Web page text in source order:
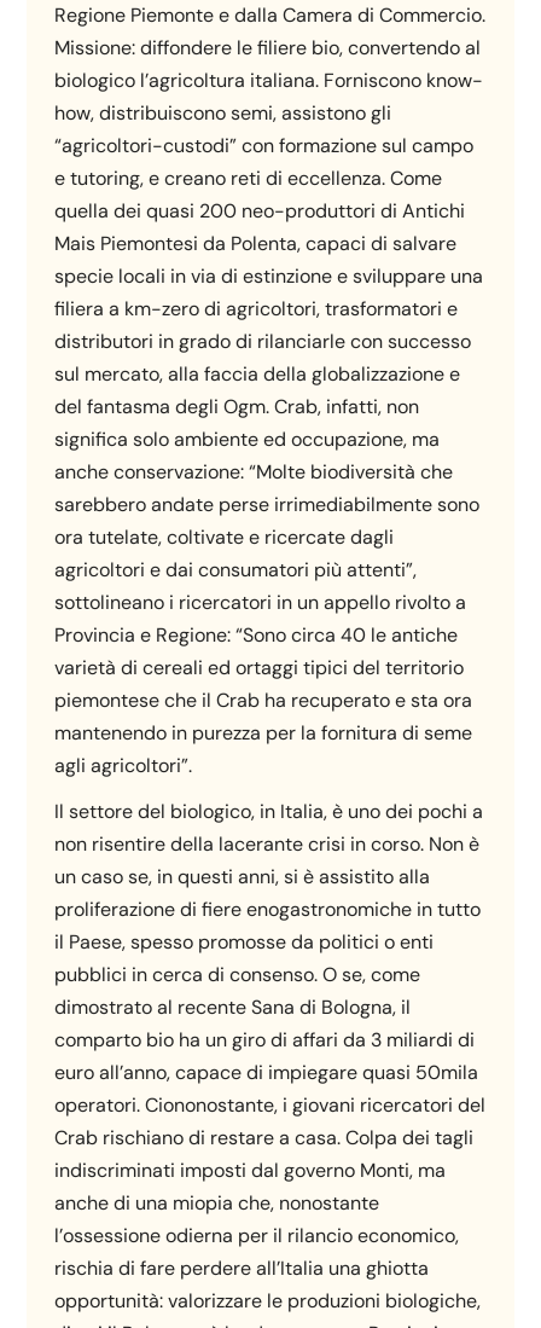
Regione Piemonte e dalla Camera di Commercio.
Missione: diffondere le filiere bio, convertendo al
biologico l’agricoltura italiana. Forniscono know-
how, distribuiscono semi, assistono gli
“agricoltori-custodi” con formazione sul campo
e tutoring, e creano reti di eccellenza. Come
quella dei quasi 200 neo-produttori di Antichi
Mais Piemontesi da Polenta, capaci di salvare
specie locali in via di estinzione e sviluppare una
filiera a km-zero di agricoltori, trasformatori e
distributori in grado di rilanciarle con successo
sul mercato, alla faccia della globalizzazione e
del fantasma degli Ogm. Crab, infatti, non
significa solo ambiente ed occupazione, ma
anche conservazione: “Molte biodiversità che
sarebbero andate perse irrimediabilmente sono
ora tutelate, coltivate e ricercate dagli
agricoltori e dai consumatori più attenti”,
sottolineano i ricercatori in un appello rivolto a
Provincia e Regione: “Sono circa 40 le antiche
varietà di cereali ed ortaggi tipici del territorio
piemontese che il Crab ha recuperato e sta ora
mantenendo in purezza per la fornitura di seme
agli agricoltori”.
Il settore del biologico, in Italia, è uno dei pochi a
non risentire della lacerante crisi in corso. Non è
un caso se, in questi anni, si è assistito alla
proliferazione di fiere enogastronomiche in tutto
il Paese, spesso promosse da politici o enti
pubblici in cerca di consenso. O se, come
dimostrato al recente Sana di Bologna, il
comparto bio ha un giro di affari da 3 miliardi di
euro all’anno, capace di impiegare quasi 50mila
operatori. Ciononostante, i giovani ricercatori del
Crab rischiano di restare a casa. Colpa dei tagli
indiscriminati imposti dal governo Monti, ma
anche di una miopia che, nonostante
l’ossessione odierna per il rilancio economico,
rischia di fare perdere all’Italia una ghiotta
opportunità: valorizzare le produzioni biologiche,